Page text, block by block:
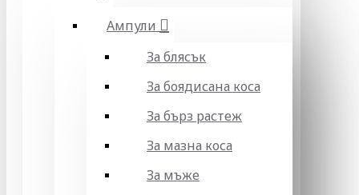
Ампули
За блясък
За боядисана коса
За бърз растеж
За мазна коса
За мъже